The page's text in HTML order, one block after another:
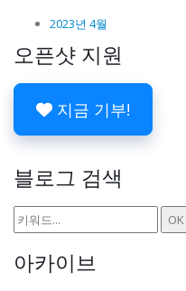
2023년 4월
오픈샷 지원
지금 기부!
블로그 검색
아카이브